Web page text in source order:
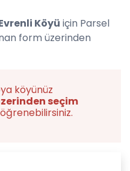
Köyü için Parsel
form üzerinden
köyünüz
seçim
öğrenebilirsiniz.